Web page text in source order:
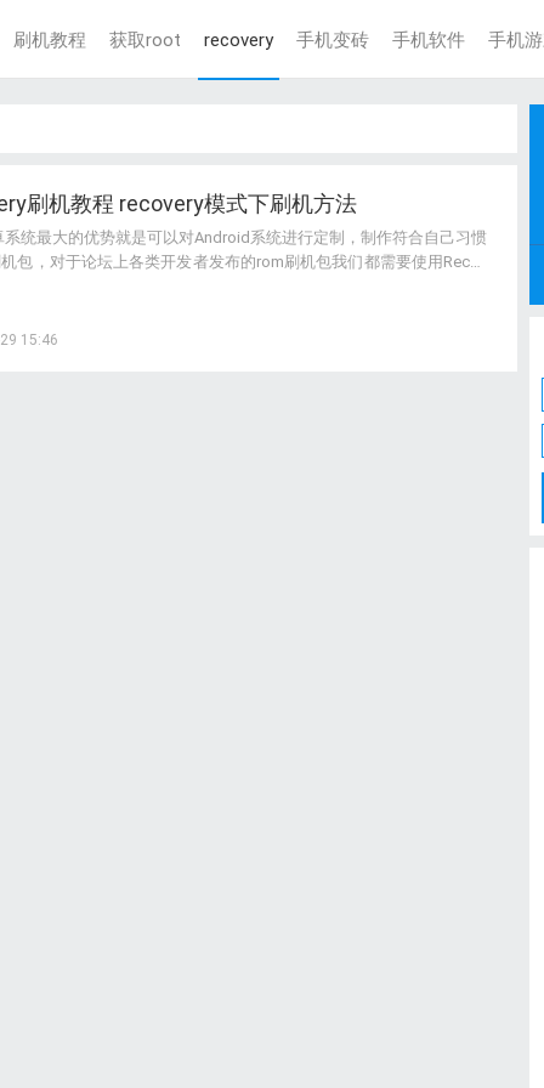
刷机教程 获取root recovery 手机变砖 手机软件 手机
刷机教程 recovery模式下刷机方法
系统最大的优势就是可以对Android系统进行定制，制作符合自己习惯
包，对于论坛上各类开发者发布的rom刷机包我们都需要使用Recov
15:46